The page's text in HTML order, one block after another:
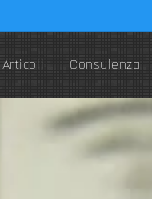
Articoli Consulenza